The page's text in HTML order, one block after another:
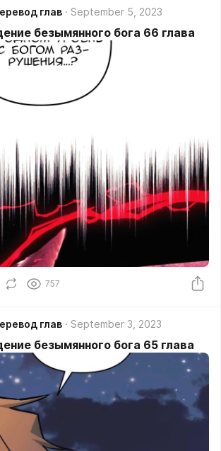
глав September 5, 2023
безымянного бога 66 глава
757
глав September 3, 2023
безымянного бога 65 глава